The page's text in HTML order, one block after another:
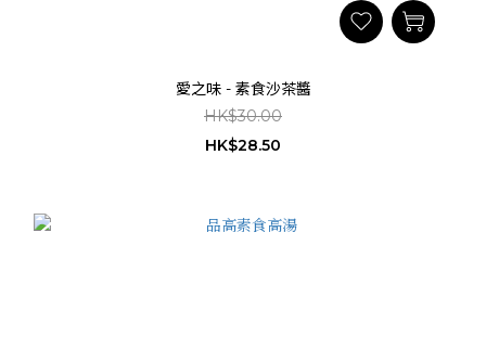
愛之味 - 素食沙茶醬
HK$30.00
HK$28.50